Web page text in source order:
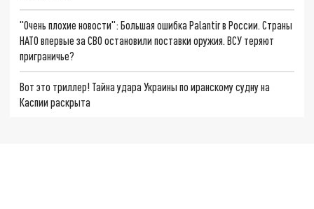
"Очень плохие новости": Большая ошибка Palantir в России. Страны
НАТО впервые за СВО остановили поставки оружия. ВСУ теряют
приграничье?
Вот это триллер! Тайна удара Украины по иранскому судну на
Каспии раскрыта